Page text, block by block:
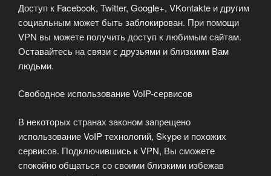
Доступ к Facebook, Twitter, Google+, VKontakte и другим
социальным может быть заблокирован. При помощи
VPN вы можете получить доступ к любимым сайтам.
Оставайтесь на связи с друзьями и близкими Вам
людьми.
Свободное использование VoIP-сервисов
В некоторых странах законом запрещено
использование VoIP технологий, Skype и похожих
сервисов. Подключившись к VPN, Вы сможете
спокойно общаться со своими близкими избежав